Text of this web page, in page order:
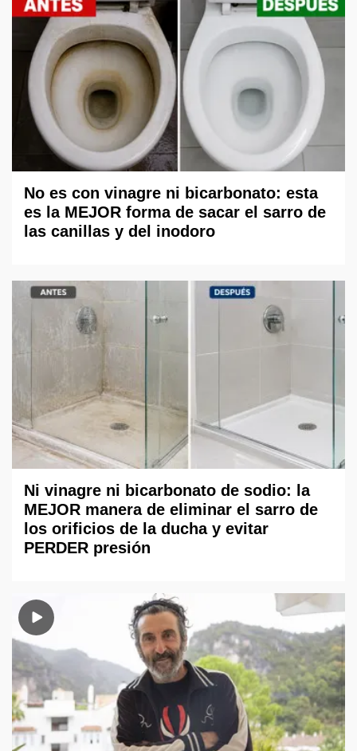
No es con vinagre ni bicarbonato: esta
es la MEJOR forma de sacar el sarro de
las canillas y del inodoro
Ni vinagre ni bicarbonato de sodio: la
MEJOR manera de eliminar el sarro de
los orificios de la ducha y evitar
PERDER presión